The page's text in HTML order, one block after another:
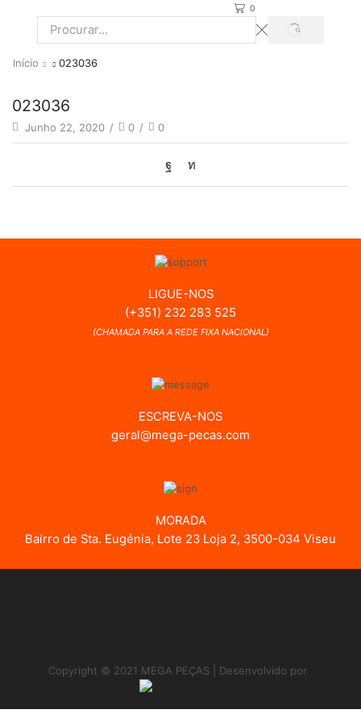
0
Search
PROCURAR
Início 023036
023036
Junho 22, 2020 / 0 / 0
LIGUE-NOS
(+351) 232 283 525
(CHAMADA PARA A REDE FIXA NACIONAL)
ESCREVA-NOS
geral@mega-pecas.com
MORADA
Bairro de Sta. Eugénia, Lote 23 Loja 2, 3500-034 Viseu
Copyright © 2021 MEGA PEÇAS | Desenvolvido por